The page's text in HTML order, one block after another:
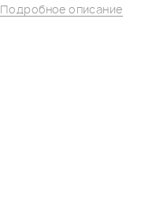
Подробное описание